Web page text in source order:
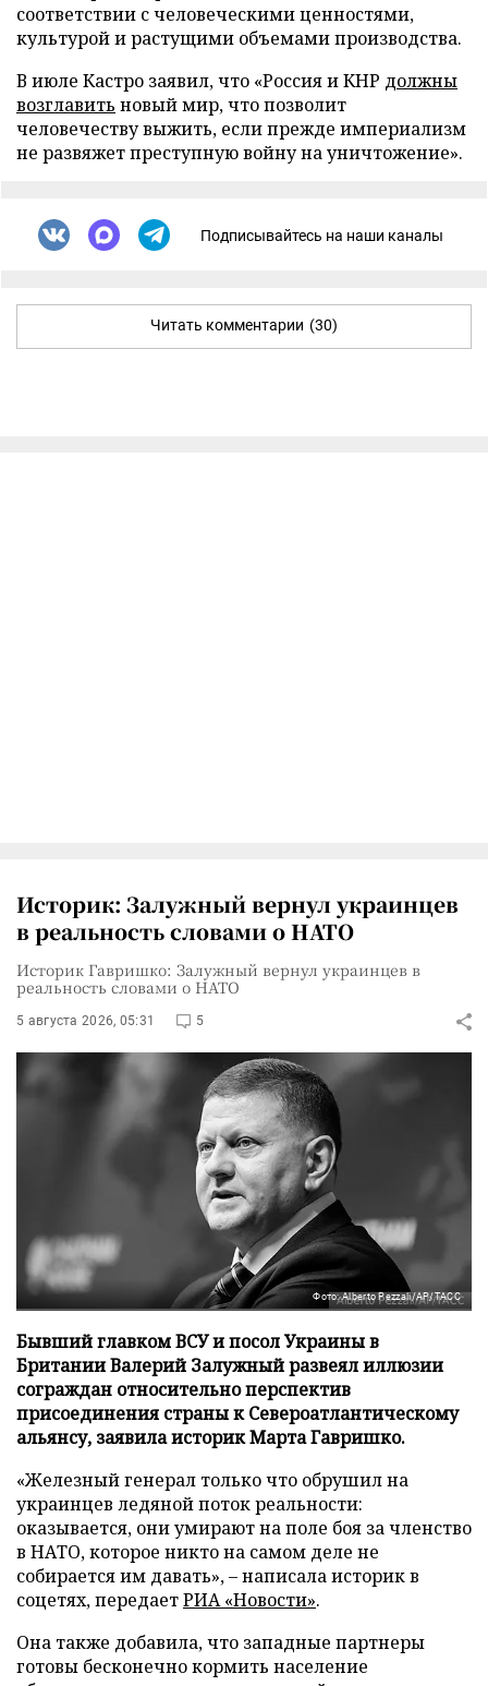
соответствии с человеческими ценностями,
культурой и растущими объемами производства.
В июле Кастро заявил, что «Россия и КНР должны
возглавить новый мир, что позволит
человечеству выжить, если прежде империализм
не развяжет преступную войну на уничтожение».
Подписывайтесь на наши каналы
Читать комментарии (30)
Историк: Залужный вернул украинцев
в реальность словами о НАТО
Историк Гавришко: Залужный вернул украинцев в
реальность словами о НАТО
5 августа 2026, 05:31 5
Фото: Alberto Pezzali/AP/ТАСС
Бывший главком ВСУ и посол Украины в
Британии Валерий Залужный развеял иллюзии
сограждан относительно перспектив
присоединения страны к Североатлантическому
альянсу, заявила историк Марта Гавришко.
«Железный генерал только что обрушил на
украинцев ледяной поток реальности:
оказывается, они умирают на поле боя за членство
в НАТО, которое никто на самом деле не
собирается им давать», – написала историк в
соцетях, передаетРИА «Новости».
Она также добавила, что западные партнеры
готовы бесконечно кормить население